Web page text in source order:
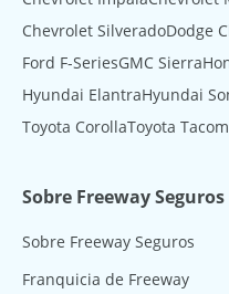
Chevrolet SilveradoDodge
Ford F-SeriesGMC Sierra
Hyundai ElantraHyundai
Toyota CorollaToyota
Sobre Freeway Seguros
Sobre Freeway Seguros
Franquicia de Freeway